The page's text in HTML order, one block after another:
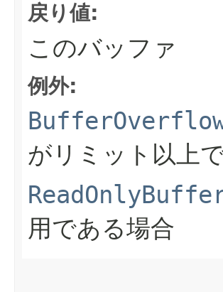
戻り値:
このバッファ
例外:
がリミット以上
用である場合